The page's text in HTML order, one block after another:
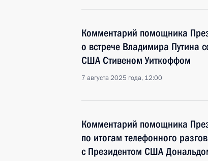
Комментарий помощника
о встрече Владимира Путина
США Стивеном Уиткоффом
7 августа 2025 года, 12:00
Комментарий помощника
по итогам телефонного
с Президентом США